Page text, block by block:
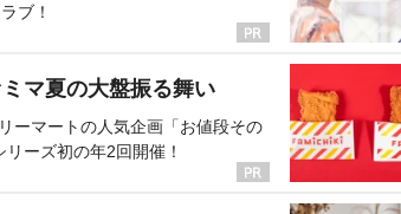
ブ！
マ夏の大盤振る舞い
ーマートの人気企画「お値段その
ーズ初の年2回開催！